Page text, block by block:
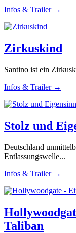
Infos & Trailer →
Zirkuskind
Santino ist ein
Infos & Trailer →
Stolz und
Deutschland
Entlassungswelle...
Infos & Trailer →
Taliban